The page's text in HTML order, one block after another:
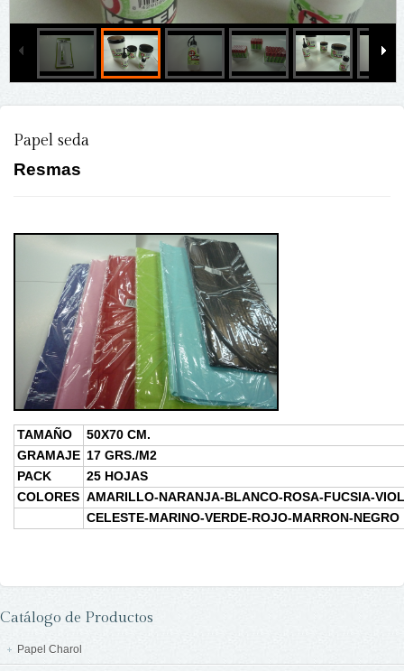
Papel seda
Resmas
TAMAÑO
50X70 CM.
GRAMAJE 17 GRS./M2
PACK
25 HOJAS
COLORES AMARILLO-NARANJA-BLANCO-ROSA-FUCSIA-
CELESTE-MARINO-VERDE-ROJO-MARRON-NEGRO
Catálogo de Productos
Papel Charol